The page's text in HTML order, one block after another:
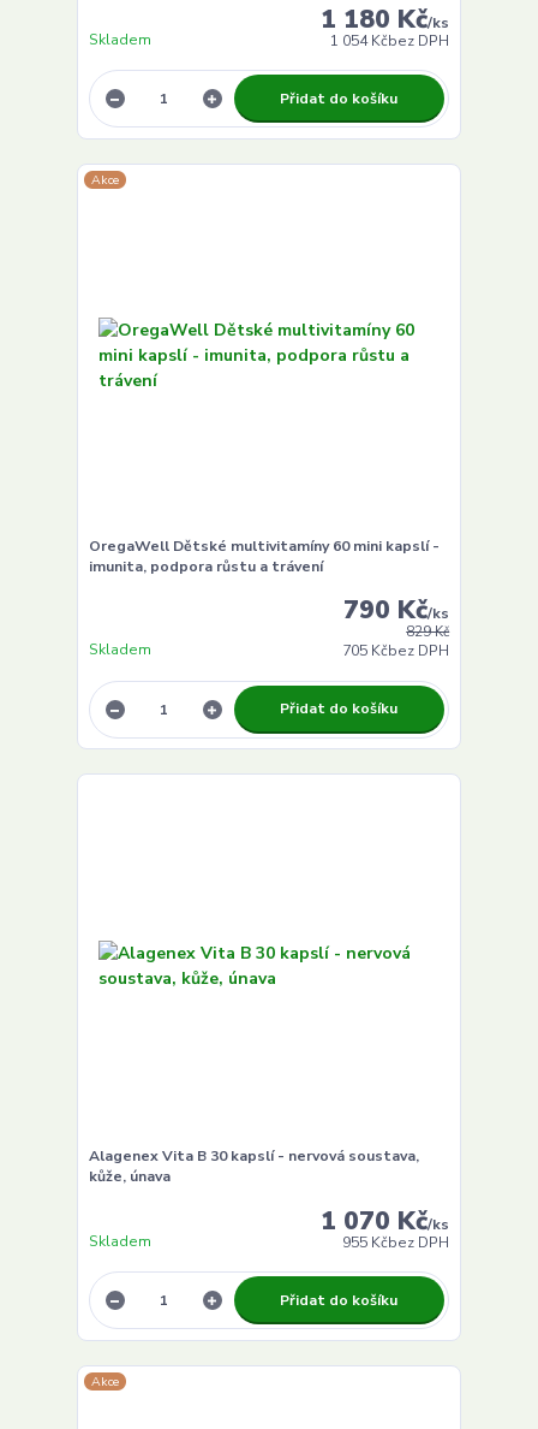
1 180 Kč/ks
1 054 Kčbez DPH
Skladem
Přidat do košíku
Akce
OregaWell Dětské multivitamíny 60 mini kapslí -
imunita, podpora růstu a trávení
829 Kč
790 Kč/ks
705 Kčbez DPH
Skladem
Přidat do košíku
Alagenex Vita B 30 kapslí - nervová soustava,
kůže, únava
1 070 Kč/ks
955 Kčbez DPH
Skladem
Přidat do košíku
Akce